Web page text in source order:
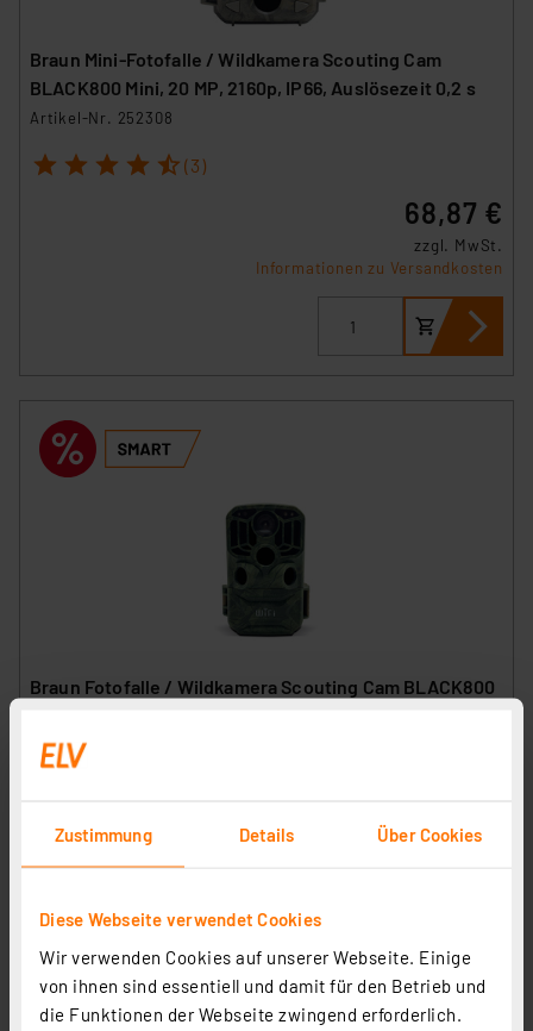
Zustimmung Details Über Cookies
Diese Webseite verwendet Cookies
Wir verwenden Cookies auf unserer Webseite. Einige
von ihnen sind essentiell und damit für den Betrieb und
die Funktionen der Webseite zwingend erforderlich.
Braun Mini-Fotofalle / Wildkamera Scouting Cam
BLACK800 Mini, 20 MP, 2160p, IP66, Auslösezeit 0,2 s
Artikel-Nr. 252308
1 2 3 4 5 (3)
68,87 €
zzgl. MwSt.
Informationen zu Versandkosten
Braun Fotofalle / Wildkamera Scouting Cam BLACK800
Artikel-Nr. 251057
100,80 €